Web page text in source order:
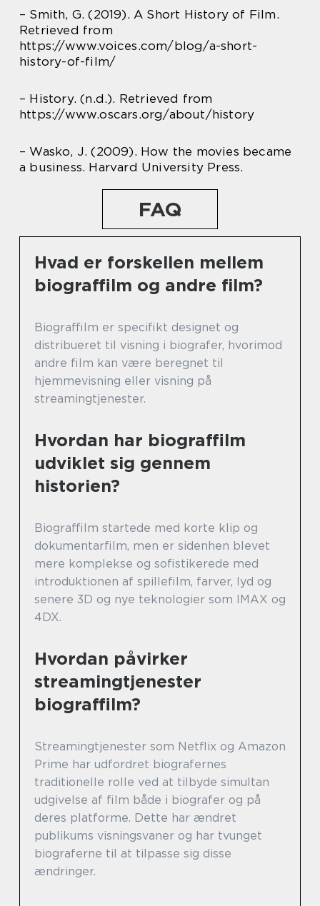
– Smith, G. (2019). A Short History of Film.
Retrieved from
https://www.voices.com/blog/a-short-
history-of-film/
– History. (n.d.). Retrieved from
https://www.oscars.org/about/history
– Wasko, J. (2009). How the movies became
a business. Harvard University Press.
FAQ
Hvad er forskellen mellem
biograffilm og andre film?
Biograffilm er specifikt designet og
distribueret til visning i biografer, hvorimod
andre film kan være beregnet til
hjemmevisning eller visning på
streamingtjenester.
Hvordan har biograffilm
udviklet sig gennem
historien?
Biograffilm startede med korte klip og
dokumentarfilm, men er sidenhen blevet
mere komplekse og sofistikerede med
introduktionen af spillefilm, farver, lyd og
senere 3D og nye teknologier som IMAX og
4DX.
Hvordan påvirker
streamingtjenester
biograffilm?
Streamingtjenester som Netflix og Amazon
Prime har udfordret biografernes
traditionelle rolle ved at tilbyde simultan
udgivelse af film både i biografer og på
deres platforme. Dette har ændret
publikums visningsvaner og har tvunget
biograferne til at tilpasse sig disse
ændringer.